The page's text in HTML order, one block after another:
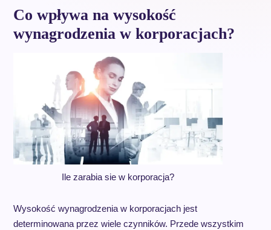
Co wpływa na wysokość
wynagrodzenia w korporacjach?
Ile zarabia sie w korporacja?
Wysokość wynagrodzenia w korporacjach jest
determinowana przez wiele czynników. Przede wszystkim